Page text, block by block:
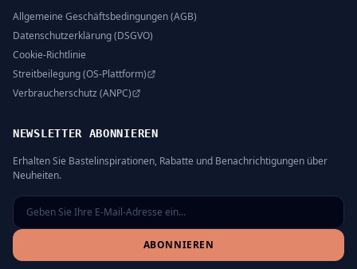
Allgemeine Geschäftsbedingungen (AGB)
Datenschutzerklärung (DSGVO)
Cookie-Richtlinie
Streitbeilegung (OS-Plattform)
Verbraucherschutz (ANPC)
NEWSLETTER ABONNIEREN
Erhalten Sie Bastelinspirationen, Rabatte und Benachrichtigungen über
Neuheiten.
ABONNIEREN